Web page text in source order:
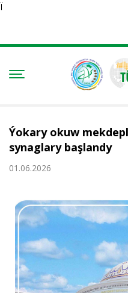
Ï
Ýokary okuw
synaglary başlandy
01.06.2026